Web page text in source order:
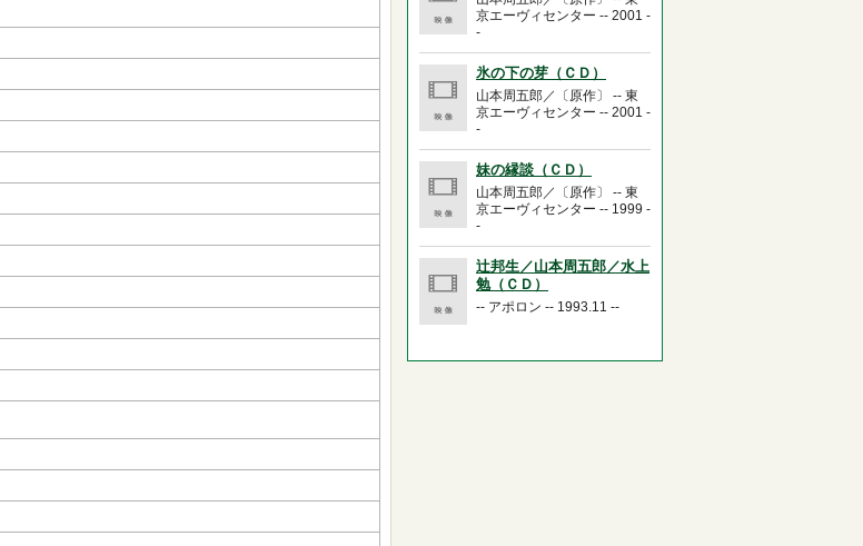
京エーヴィセンター -- 2001 -
-
氷の下の芽（ＣＤ）
山本周五郎／〔原作〕 -- 東
京エーヴィセンター -- 2001 -
-
妹の縁談（ＣＤ）
山本周五郎／〔原作〕 -- 東
京エーヴィセンター -- 1999 -
-
辻邦生／山本周五郎／水上
勉（ＣＤ）
-- アポロン -- 1993.11 --